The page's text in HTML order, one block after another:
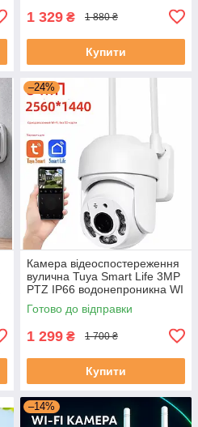
1 329 ₴ 1 880 ₴
Купити
–24%
Камера відеоспостереження
вулична Tuya Smart Life 3MP
PTZ IP66 водонепроникна WI
FI камера поворотна
зовнішня
Готово до відправки
1 299 ₴ 1 700 ₴
Купити
–14%